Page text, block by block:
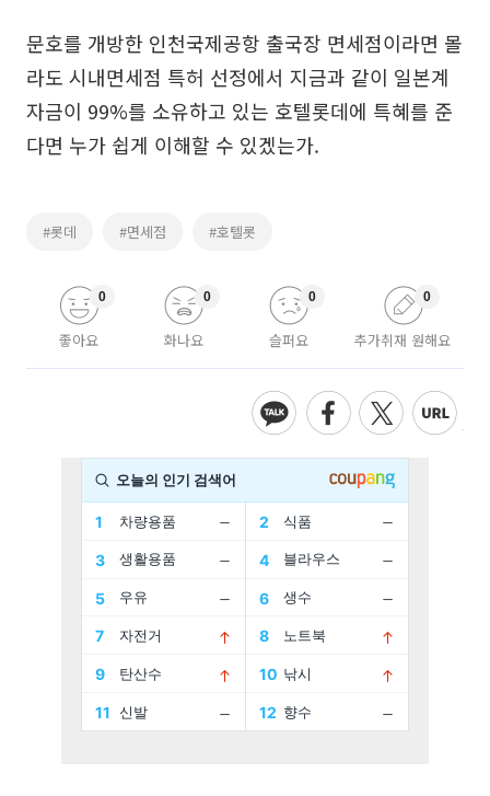
문호를 개방한 인천국제공항 출국장 면세점이라면 몰
라도 시내면세점 특허 선정에서 지금과 같이 일본계
자금이 99%를 소유하고 있는 호텔롯데에 특혜를 준
다면 누가 쉽게 이해할 수 있겠는가.
#롯데 #면세점 #호텔롯
좋아요
0
화나요
0
슬퍼요
0
추가취재 원해요
0